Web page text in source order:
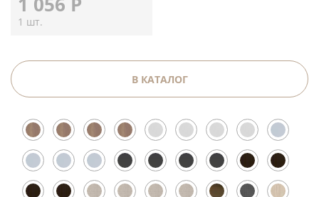
1 шт.
В КАТАЛОГ